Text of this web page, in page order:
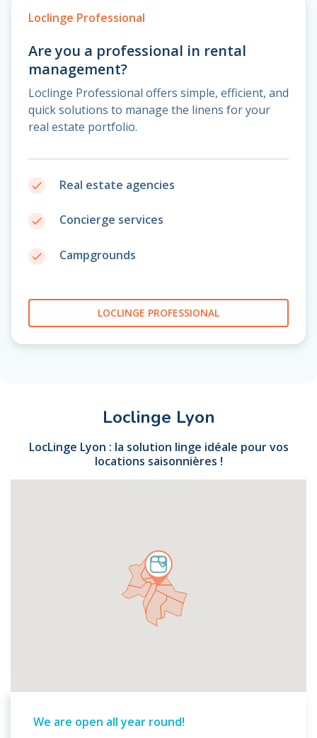
Loclinge Professional
Are you a professional in rental
management?
Loclinge Professional offers simple, efficient, and
quick solutions to manage the linens for your
real estate portfolio.
done Real estate agencies
done Concierge services
done Campgrounds
LOCLINGE PROFESSIONAL
Loclinge Lyon
LocLinge Lyon : la solution linge idéale pour vos
locations saisonnières !
We are open all year round!